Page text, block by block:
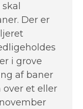
Der er
i grove
af baner
et eller